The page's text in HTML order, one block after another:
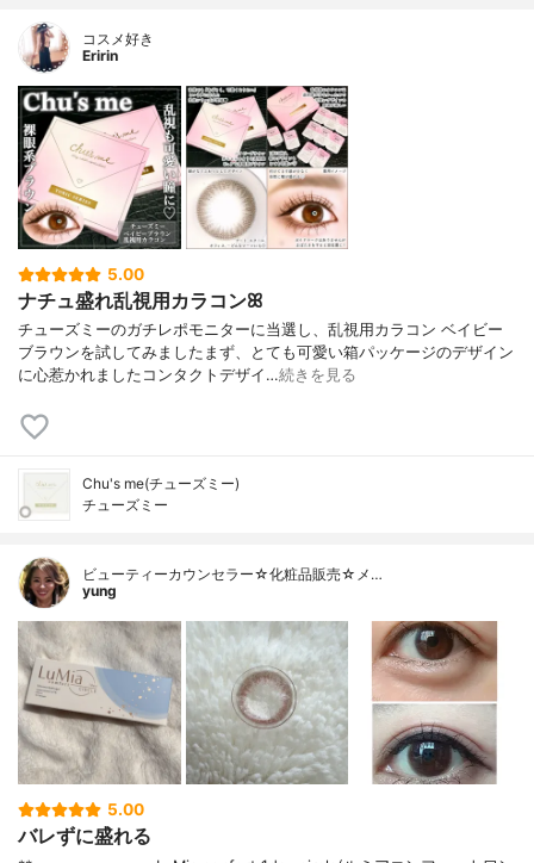
コスメ好き
Eririn
5.00
ナチュ盛れ乱視用カラコンꕤ
チューズミーのガチレポモニターに当選し、乱視用カラコン ベイビー
ブラウンを試してみましたまず、とても可愛い箱パッケージのデザイン
に心惹かれましたコンタクトデザイ…続きを見る
Chu's me(チューズミー)
チューズミー
ビューティーカウンセラー☆化粧品販売☆メ…
yung
5.00
バレずに盛れる